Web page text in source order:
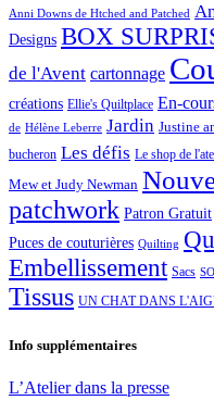
Anni Downs de Htched and Patched
Designs BOX
de l'Avent cartonnage
créations Ellie's Quiltplace En-
de Hélène Leberre Jardin Justine
bucheron Les défis Le shop de
Mew et Judy Newman
patchwork Patron Gratuit
Puces de couturières Quilting
Embellissement Sacs
Tissus UN CHAT DANS
Info supplémentaires
L’Atelier dans la presse